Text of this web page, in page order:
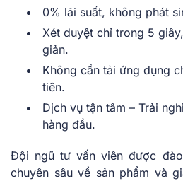
0% lãi suất, không phát
Xét duyệt chỉ trong 5
giản.
Không cần tải ứng dụng
tiên.
Dịch vụ tận tâm – Trải
hàng đầu.
Đội ngũ tư vấn viên được
chuyên sâu về sản phẩm và